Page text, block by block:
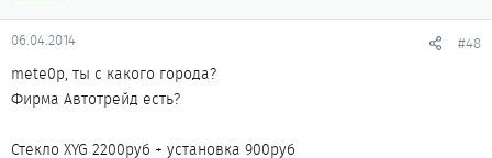
06.04.2014 #48
mete0p, ты с какого города?
Фирма Автотрейд есть?
Стекло XYG 2200руб + установка 900руб